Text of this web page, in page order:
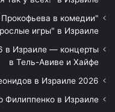
в комедии
игры" в Израиле
в Израиле — концерты
в Тель-Авиве и Хайфе
в Израиле 2026
Филиппенко в Израиле